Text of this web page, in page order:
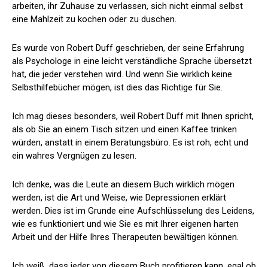
arbeiten, ihr Zuhause zu verlassen, sich nicht einmal selbst
eine Mahlzeit zu kochen oder zu duschen.
Es wurde von Robert Duff geschrieben, der seine Erfahrung
als Psychologe in eine leicht verständliche Sprache übersetzt
hat, die jeder verstehen wird. Und wenn Sie wirklich keine
Selbsthilfebücher mögen, ist dies das Richtige für Sie.
Ich mag dieses besonders, weil Robert Duff mit Ihnen spricht,
als ob Sie an einem Tisch sitzen und einen Kaffee trinken
würden, anstatt in einem Beratungsbüro. Es ist roh, echt und
ein wahres Vergnügen zu lesen.
Ich denke, was die Leute an diesem Buch wirklich mögen
werden, ist die Art und Weise, wie Depressionen erklärt
werden. Dies ist im Grunde eine Aufschlüsselung des Leidens,
wie es funktioniert und wie Sie es mit Ihrer eigenen harten
Arbeit und der Hilfe Ihres Therapeuten bewältigen können.